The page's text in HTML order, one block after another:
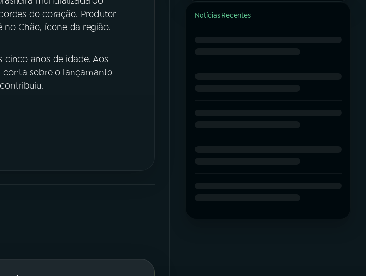
do coração. Produtor
no Chão, ícone da região.
cinco anos de idade. Aos
conta sobre o lançamanto
Notícias Recentes